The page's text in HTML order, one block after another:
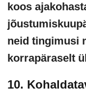
koos
neid tingimusi
korrapäraselt
10.